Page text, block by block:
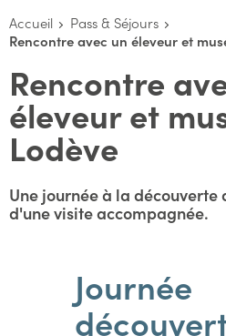
Accueil
Pass & Séjours
Rencontre avec un éleveur et
Rencontre
éleveur et
Lodève
Une journée à la découverte
d'une visite accompagnée.
Journée